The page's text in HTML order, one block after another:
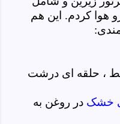
هوا کردم. این هم
، حلقه ای درشت
خشک در روغن به